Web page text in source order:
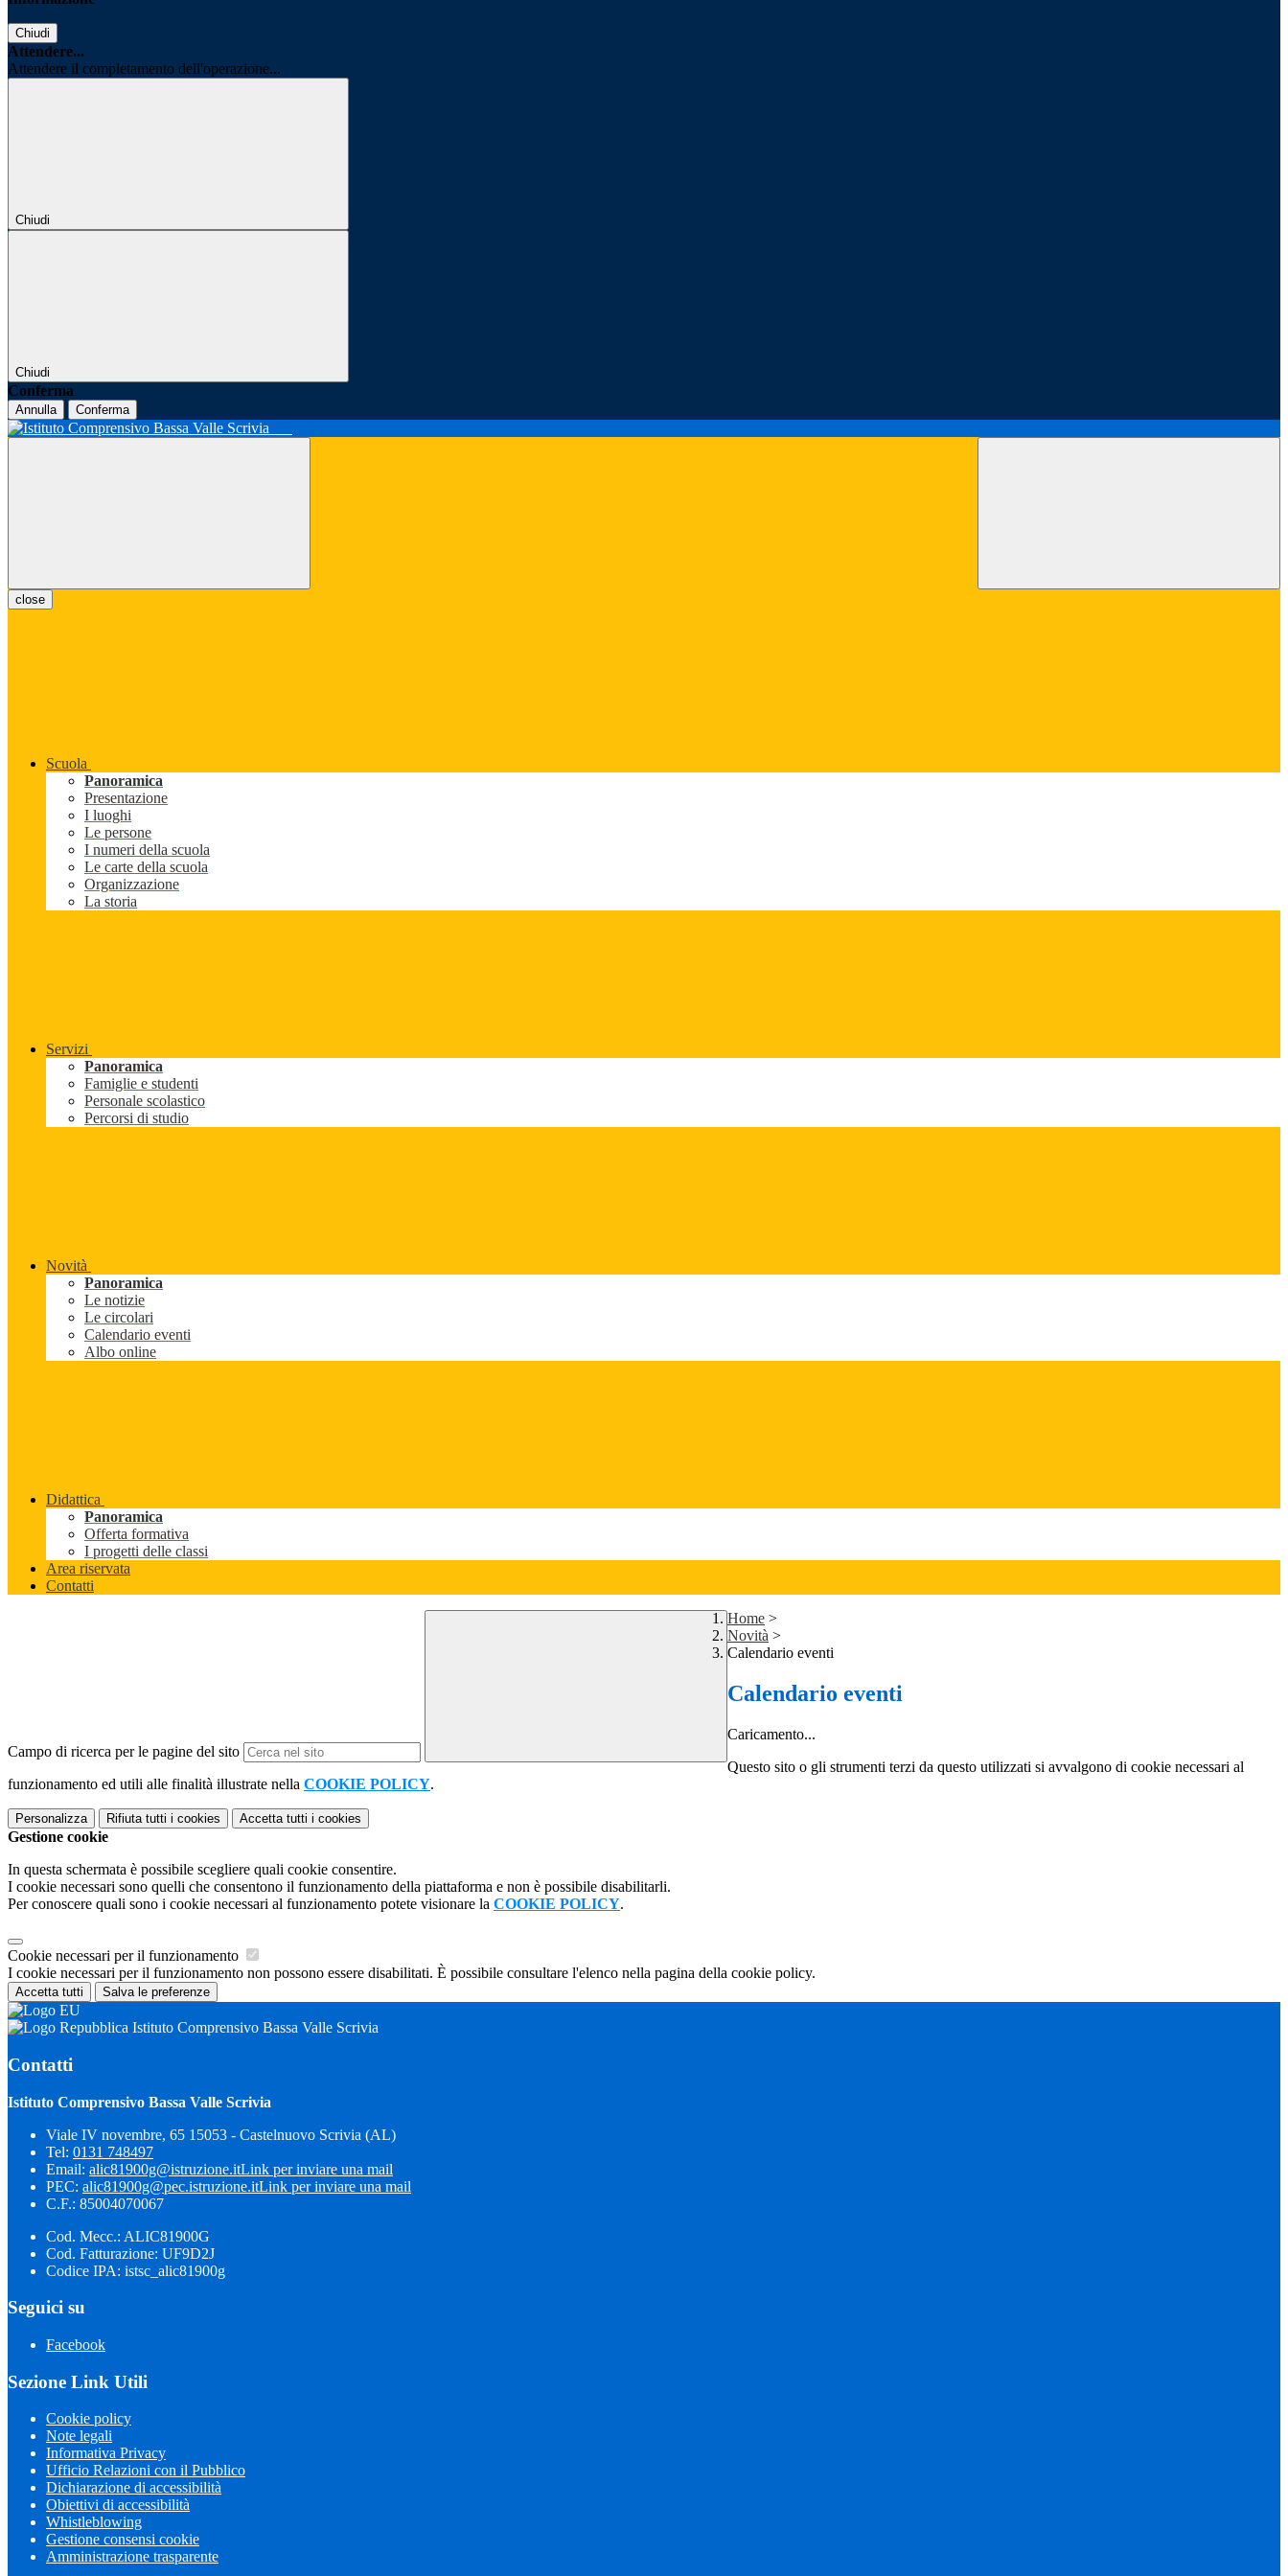
Chiudi
Attendere...
Attendere il completamento dell'operazione...
Chiudi
Chiudi
Conferma
Annulla Conferma
close
Scuola
Panoramica
Presentazione
I luoghi
Le persone
I numeri della scuola
Le carte della scuola
Organizzazione
La storia
Servizi
Panoramica
Famiglie e studenti
Personale scolastico
Percorsi di studio
Novità
Panoramica
Le notizie
Le circolari
Calendario eventi
Albo online
Didattica
Panoramica
Offerta formativa
I progetti delle classi
Area riservata
Contatti
Campo di ricerca per le pagine del sito
Home >
Novità >
Calendario eventi
Calendario eventi
Caricamento...
Questo sito o gli strumenti terzi da questo utilizzati si avvalgono di cookie necessari al
funzionamento ed utili alle finalità illustrate nella COOKIE POLICY.
Personalizza Rifiuta tutti i cookies Accetta tutti i cookies
Gestione cookie
In questa schermata è possibile scegliere quali cookie consentire.
I cookie necessari sono quelli che consentono il funzionamento della piattaforma e non è possibile disabilitarli.
Per conoscere quali sono i cookie necessari al funzionamento potete visionare la COOKIE POLICY.
Cookie necessari per il funzionamento
I cookie necessari per il funzionamento non possono essere disabilitati. È possibile consultare l'elenco nella pagina della cookie policy.
Accetta tutti Salva le preferenze
Istituto Comprensivo Bassa Valle Scrivia
Contatti
Istituto Comprensivo Bassa Valle Scrivia
Viale IV novembre, 65 15053 - Castelnuovo Scrivia (AL)
Tel: 0131 748497
Email: alic81900g@istruzione.itLink per inviare una mail
PEC: alic81900g@pec.istruzione.itLink per inviare una mail
C.F.: 85004070067
Cod. Mecc.: ALIC81900G
Cod. Fatturazione: UF9D2J
Codice IPA: istsc_alic81900g
Seguici su
Facebook
Sezione Link Utili
Cookie policy
Note legali
Informativa Privacy
Ufficio Relazioni con il Pubblico
Dichiarazione di accessibilità
Obiettivi di accessibilità
Whistleblowing
Gestione consensi cookie
Amministrazione trasparente